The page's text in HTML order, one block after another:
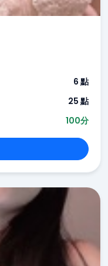
6 點
25 點
100分